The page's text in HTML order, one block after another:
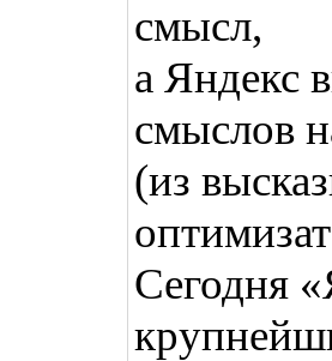
смысл,
а Яндекс
смыслов
(из
Сегодня